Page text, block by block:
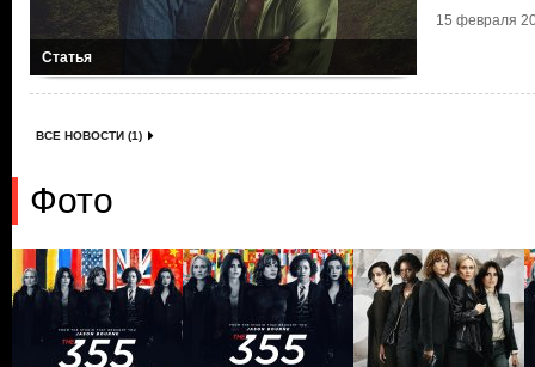
Статья
15 февраля
ВСЕ НОВОСТИ (1)
Фото